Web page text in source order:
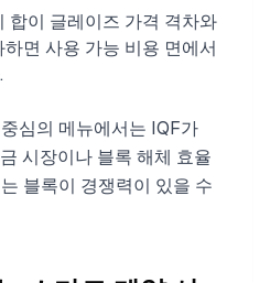
합이 글레이즈 가격 격차와
면 사용 가능 비용 면에서
심의 메뉴에서는 IQF가
시장이나 블록 해체 효율
블록이 경쟁력이 있을 수